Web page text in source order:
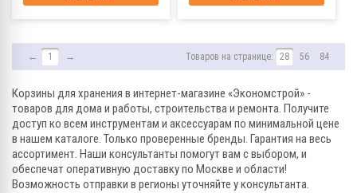
← 1 → Товаров на странице: 28 56 84
Корзины для хранения в интернет-магазине «Экономстрой» -
товаров для дома и работы, строительства и ремонта. Получите
доступ ко всем инструментам и аксессуарам по минимальной цене
в нашем каталоге. Только проверенные бренды. Гарантия на весь
ассортимент. Наши консультанты помогут вам с выбором, и
обеспечат оперативную доставку по Москве и области!
Возможность отправки в регионы уточняйте у консультанта.